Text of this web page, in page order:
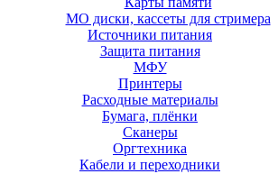
МО диски, кассеты для стримера
Источники питания
Защита питания
МФУ
Принтеры
Расходные материалы
Бумага, плёнки
Сканеры
Оргтехника
Кабели и переходники